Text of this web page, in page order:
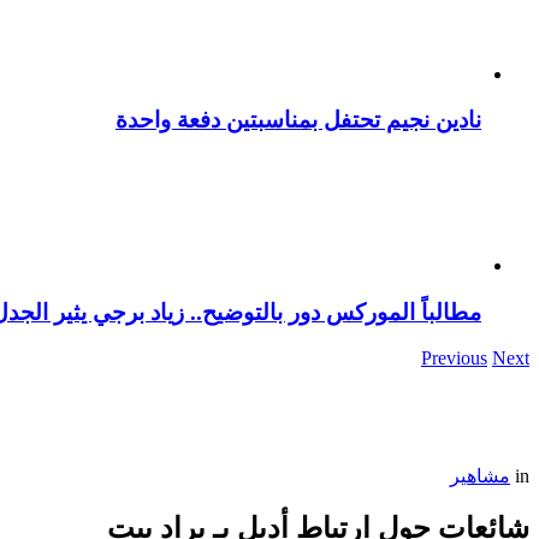
نادين نجيم تحتفل بمناسبتين دفعة واحدة
مطالباً الموركس دور بالتوضيح.. زياد برجي يثير
Previous Next
in مشاهير
شائعات حول ارتباط أديل بـ براد بيت